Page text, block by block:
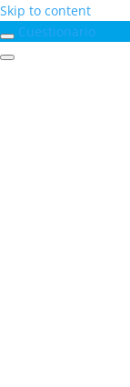
Skip to content
Cuestionario